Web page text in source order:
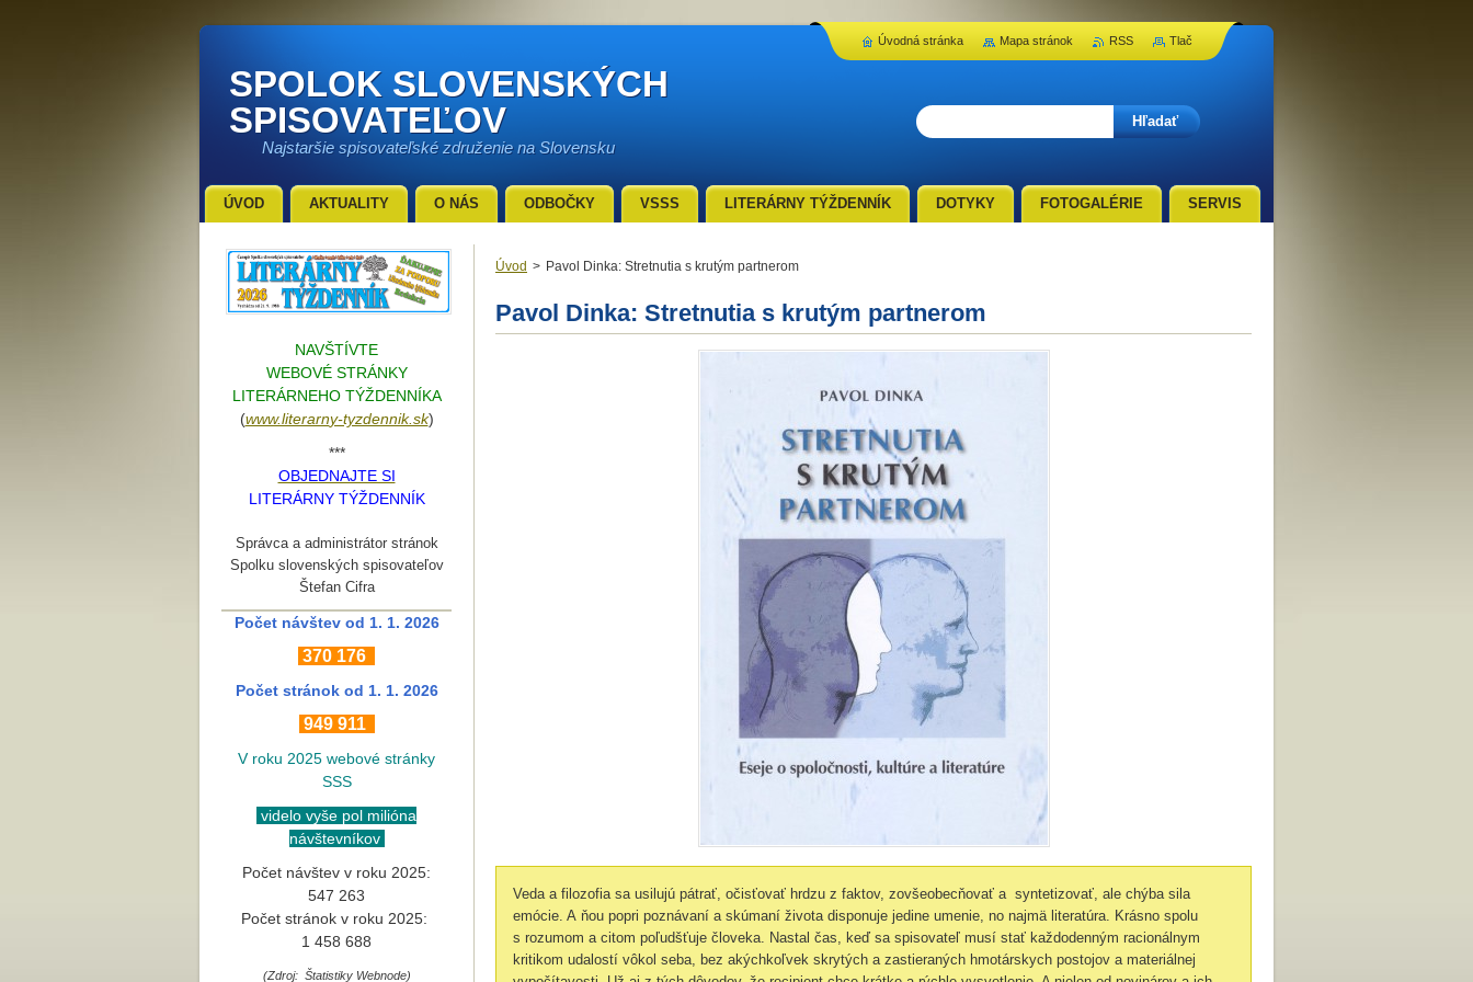
SPOLOK SLOVENSKÝCH
SPISOVATEĽOV
Najstaršie spisovateľské združenie na Slovensku
Úvod > Pavol Dinka: Stretnutia s krutým partnerom
Pavol Dinka: Stretnutia s krutým partnerom
Veda a filozofia sa usilujú pátrať, očisťovať hrdzu z faktov, zovšeobecňovať a syntetizovať, ale chýba sila
emócie. A ňou popri poznávaní a skúmaní života disponuje jedine umenie, no najmä literatúra. Krásno spolu
s rozumom a citom poľudšťuje človeka. Nastal čas, keď sa spisovateľ musí stať každodenným racionálnym
kritikom udalostí vôkol seba, bez akýchkoľvek skrytých a zastieraných hmotárskych postojov a materiálnej
NAVŠTÍVTE
WEBOVÉ STRÁNKY
LITERÁRNEHO TÝŽDENNÍKA
(www.literarny-tyzdennik.sk)
***
OBJEDNAJTE SI
LITERÁRNY TÝŽDENNÍK
Správca a administrátor stránok
Spolku slovenských spisovateľov
Štefan Cifra
Počet návštev od 1. 1. 2026
370 176
Počet stránok od 1. 1. 2026
949 911
V roku 2025 webové stránky
SSS
videlo vyše pol milióna
návštevníkov
Počet návštev v roku 2025:
547 263
Počet stránok v roku 2025:
1 458 688
(Zdroj: Štatistiky Webnode)
ÚVOD AKTUALITY O NÁS ODBOČKY VSSS LITERÁRNY TÝŽDENNÍK DOTYKY FOTOGALÉRIE SERVIS
Úvodná stránka Mapa stránok RSS Tlač